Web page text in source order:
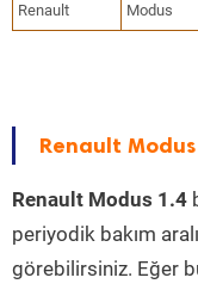
Renault Modus
Renault
Renault Modus 1.4
periyodik bakım
görebilirsiniz. Eğer